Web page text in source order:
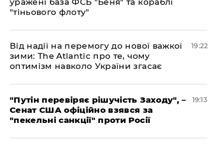
"тіньового флоту"
​Від надії на перемогу до нової важкої
зими: The Atlantic про те, чому
оптимізм навколо України згасає
19:22
​"Путін перевіряє рішучість Заходу", –
Сенат США офіційно взявся за
"пекельні санкції" проти Росії
19:13